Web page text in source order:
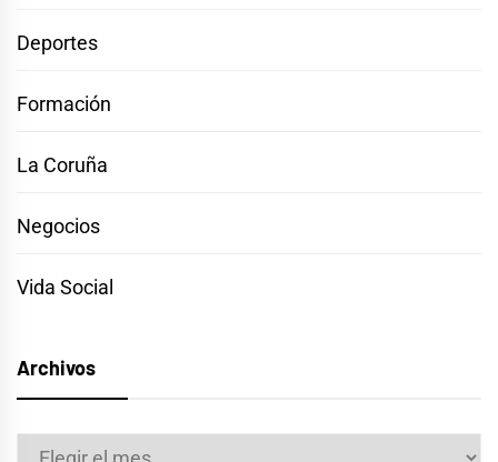
Deportes
Formación
La Coruña
Negocios
Vida Social
Archivos
Archivos